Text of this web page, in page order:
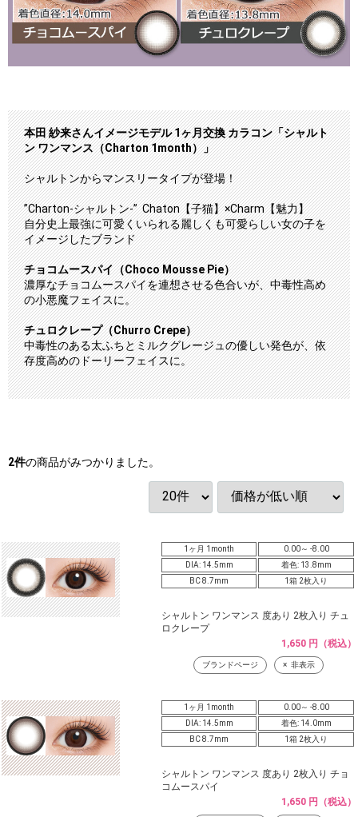
本田 紗来さんイメージモデル 1ヶ月交換 カラコン「シャルト
ン ワンマンス（Charton 1month）」
シャルトンからマンスリータイプが登場！
”Charton-シャルトン-” Chaton【子猫】×Charm【魅力】
自分史上最強に可愛くいられる麗しくも可愛らしい女の子を
イメージしたブランド
チョコムースパイ（Choco Mousse Pie）
濃厚なチョコムースパイを連想させる色合いが、中毒性高め
の小悪魔フェイスに。
チュロクレープ（Churro Crepe）
中毒性のある太ふちとミルクグレージュの優しい発色が、依
存度高めのドーリーフェイスに。
2件の商品がみつかりました。
1ヶ月 1month
0.00～ -8.00
DIA: 14.5mm
着色: 13.8mm
BC 8.7mm
1箱 2枚入り
シャルトン ワンマンス 度あり 2枚入り チュ
ロクレープ
1,650 円（税込）
ブランドページ 非表示
1ヶ月 1month
0.00～ -8.00
DIA: 14.5mm
着色: 14.0mm
BC 8.7mm
1箱 2枚入り
シャルトン ワンマンス 度あり 2枚入り チョ
コムースパイ
1,650 円（税込）